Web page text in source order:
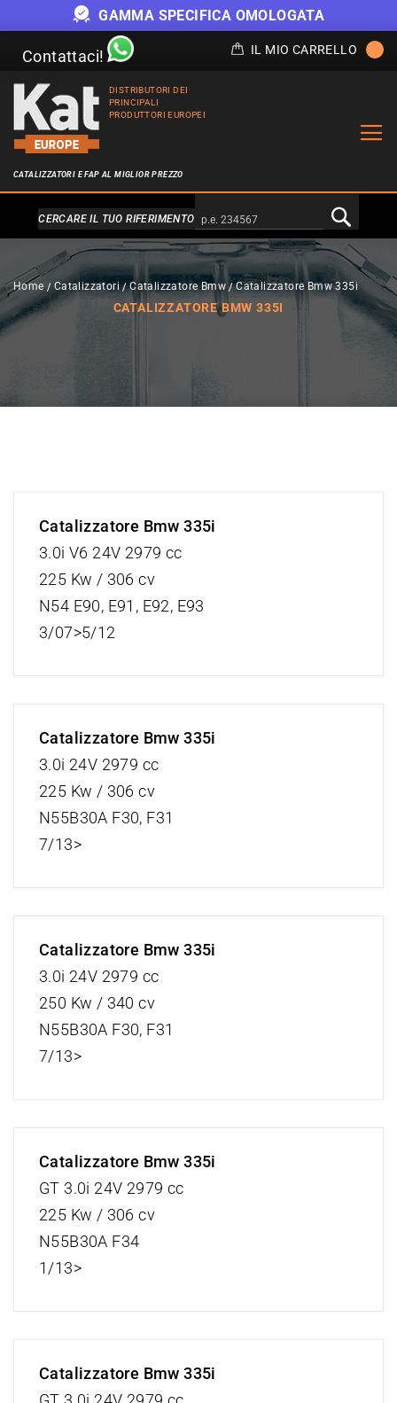
GAMMA SPECIFICA OMOLOGATA
Contattaci! IL MIO CARRELLO
DISTRIBUTORI DEI
PRINCIPALI
PRODUTTORI EUROPEI
CATALIZZATORI E FAP AL MIGLIOR PREZZO
Alternativa a Doofinder
CERCARE IL TUO RIFERIMENTO
Home Catalizzatori Catalizzatore Bmw Catalizzatore Bmw 335i
CATALIZZATORE BMW 335I
Catalizzatore Bmw 335i
3.0i V6 24V 2979 cc
225 Kw / 306 cv
N54 E90, E91, E92, E93
3/07>5/12
Catalizzatore Bmw 335i
3.0i 24V 2979 cc
225 Kw / 306 cv
N55B30A F30, F31
7/13>
Catalizzatore Bmw 335i
3.0i 24V 2979 cc
250 Kw / 340 cv
N55B30A F30, F31
7/13>
Catalizzatore Bmw 335i
GT 3.0i 24V 2979 cc
225 Kw / 306 cv
N55B30A F34
1/13>
Catalizzatore Bmw 335i